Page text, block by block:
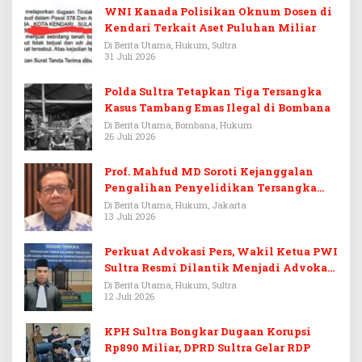
WNI Kanada Polisikan Oknum Dosen di
Kendari Terkait Aset Puluhan Miliar
Di Berita Utama, Hukum, Sultra
31 Juli 2026
Polda Sultra Tetapkan Tiga Tersangka
Kasus Tambang Emas Ilegal di Bombana
Di Berita Utama, Bombana, Hukum
26 Juli 2026
Prof. Mahfud MD Soroti Kejanggalan
Pengalihan Penyelidikan Tersangka
Febrie Adriansyah
Di Berita Utama, Hukum, Jakarta
13 Juli 2026
Perkuat Advokasi Pers, Wakil Ketua PWI
Sultra Resmi Dilantik Menjadi Advokat
PERADI
Di Berita Utama, Hukum, Sultra
12 Juli 2026
KPH Sultra Bongkar Dugaan Korupsi
Rp890 Miliar, DPRD Sultra Gelar RDP